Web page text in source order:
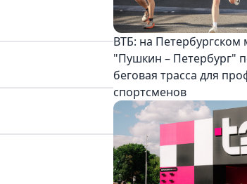
ВТБ: на
"Пушкин – Петербург"
беговая трасса для
спортсменов